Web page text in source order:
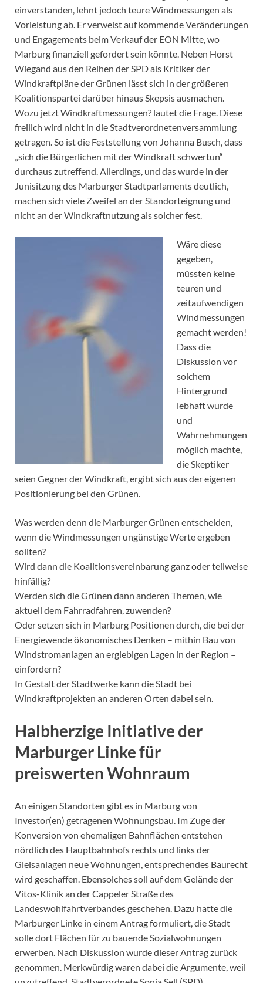
einverstanden, lehnt jedoch teure Windmessungen als
Vorleistung ab. Er verweist auf kommende Veränderungen
und Engagements beim Verkauf der EON Mitte, wo
Marburg finanziell gefordert sein könnte. Neben Horst
Wiegand aus den Reihen der SPD als Kritiker der
Windkraftpläne der Grünen lässt sich in der größeren
Koalitionspartei darüber hinaus Skepsis ausmachen.
Wozu jetzt Windkraftmessungen? lautet die Frage. Diese
freilich wird nicht in die Stadtverordnetenversammlung
getragen. So ist die Feststellung von Johanna Busch, dass
„sich die Bürgerlichen mit der Windkraft schwertun“
durchaus zutreffend. Allerdings, und das wurde in der
Junisitzung des Marburger Stadtparlaments deutlich,
machen sich viele Zweifel an der Standorteignung und
nicht an der Windkraftnutzung als solcher fest.
Wäre diese
gegeben,
müssten keine
teuren und
zeitaufwendigen
Windmessungen
gemacht werden!
Dass die
Diskussion vor
solchem
Hintergrund
lebhaft wurde
und
Wahrnehmungen
möglich machte,
die Skeptiker
seien Gegner der Windkraft, ergibt sich aus der eigenen
Positionierung bei den Grünen.
Was werden denn die Marburger Grünen entscheiden,
wenn die Windmessungen ungünstige Werte ergeben
sollten?
Wird dann die Koalitionsvereinbarung ganz oder teilweise
hinfällig?
Werden sich die Grünen dann anderen Themen, wie
aktuell dem Fahrradfahren, zuwenden?
Oder setzen sich in Marburg Positionen durch, die bei der
Energiewende ökonomisches Denken – mithin Bau von
Windstromanlagen an ergiebigen Lagen in der Region –
einfordern?
In Gestalt der Stadtwerke kann die Stadt bei
Windkraftprojekten an anderen Orten dabei sein.
Halbherzige Initiative der
Marburger Linke für
preiswerten Wohnraum
An einigen Standorten gibt es in Marburg von
Investor(en) getragenen Wohnungsbau. Im Zuge der
Konversion von ehemaligen Bahnflächen entstehen
nördlich des Hauptbahnhofs rechts und links der
Gleisanlagen neue Wohnungen, entsprechendes Baurecht
wird geschaffen. Ebensolches soll auf dem Gelände der
Vitos-Klinik an der Cappeler Straße des
Landeswohlfahrtverbandes geschehen. Dazu hatte die
Marburger Linke in einem Antrag formuliert, die Stadt
solle dort Flächen für zu bauende Sozialwohnungen
erwerben. Nach Diskussion wurde dieser Antrag zurück
genommen. Merkwürdig waren dabei die Argumente, weil